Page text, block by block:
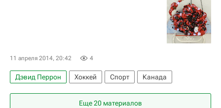
11 апреля 2014, 20:42 4
Дэвид Перрон Хоккей Спорт Канада
Еще 20 материалов